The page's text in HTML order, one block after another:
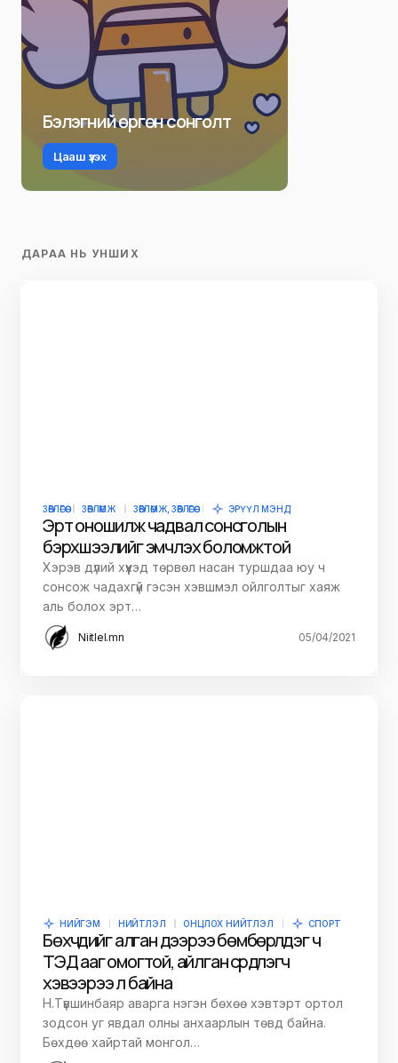
Бэлэгний өргөн сонголт
Цааш үзэх
ДАРАА НЬ УНШИХ
ЗӨВЛӨГӨӨ ЗӨВЛӨМЖ ЗӨВЛӨМЖ, ЗӨВЛӨГӨӨ ЭРҮҮЛ МЭНД
Эрт оношилж чадвал сонсголын
бэрхшээлийг эмчлэх боломжтой
Хэрэв дүлий хүүхэд төрвөл насан туршдаа юу ч
сонсож чадахгүй гэсэн хэвшмэл ойлголтыг хаяж
аль болох эрт…
Niitlel.mn 05/04/2021
НИЙГЭМ НИЙТЛЭЛ ОНЦЛОХ НИЙТЛЭЛ СПОРТ
Бөхчүүдийг алган дээрээ бөмбөрүүлдэг ч
ТЭД ааг омогтой, айлган сүрдүүлэгч
хэвээрээ л байна
Н.Түвшинбаяр аварга нэгэн бөхөө хэвтэрт ортол
зодсон уг явдал олны анхаарлын төвд байна.
Бөхдөө хайртай монгол…